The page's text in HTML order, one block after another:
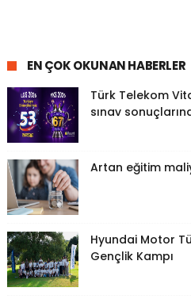
EN ÇOK OKUNAN HABERLER
Türk Telekom
sınav
Artan eğitim
Hyundai Motor
Gençlik Kampı